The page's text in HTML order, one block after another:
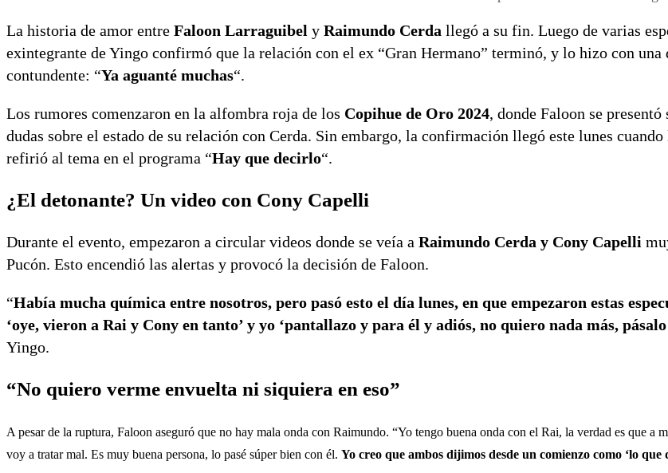
La historia de amor entre Faloon Larraguibel y Raimundo Cerda llegó a su fin. Luego de varias
exintegrante de Yingo confirmó que la relación con el ex “Gran Hermano” terminó, y lo hizo con una
contundente: “Ya aguanté muchas“.
Los rumores comenzaron en la alfombra roja de los Copihue de Oro 2024, donde Faloon se presentó
dudas sobre el estado de su relación con Cerda. Sin embargo, la confirmación llegó este lunes
refirió al tema en el programa “Hay que decirlo“.
¿El detonante? Un video con Cony Capelli
Durante el evento, empezaron a circular videos donde se veía a Raimundo Cerda y Cony Capelli
Pucón. Esto encendió las alertas y provocó la decisión de Faloon.
“Había mucha química entre nosotros, pero pasó esto el día lunes, en que empezaron estas
‘oye, vieron a Rai y Cony en tanto’ y yo ‘pantallazo y para él y adiós, no quiero nada más,
Yingo.
“No quiero verme envuelta ni siquiera en eso”
A pesar de la ruptura, Faloon aseguró que no hay mala onda con Raimundo. “Yo tengo buena onda con el Rai, la verdad es que a
voy a tratar mal. Es muy buena persona, lo pasé súper bien con él. Yo creo que ambos dijimos desde un comienzo como ‘lo que